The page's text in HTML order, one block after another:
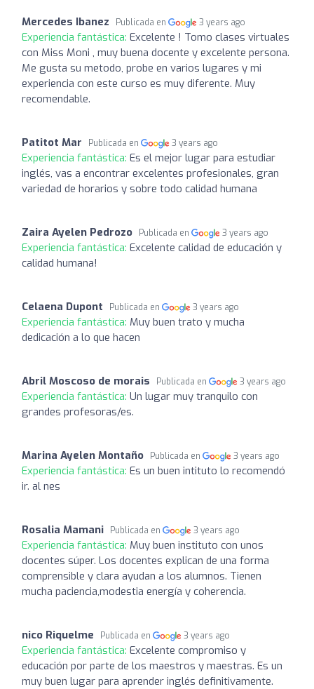
Mercedes Ibanez Publicada en 3 years ago
Experiencia fantástica: Excelente ! Tomo clases virtuales
con Miss Moni , muy buena docente y excelente persona.
Me gusta su metodo, probe en varios lugares y mi
experiencia con este curso es muy diferente. Muy
recomendable.
Patitot Mar Publicada en 3 years ago
Experiencia fantástica: Es el mejor lugar para estudiar
inglés, vas a encontrar excelentes profesionales, gran
variedad de horarios y sobre todo calidad humana
Zaira Ayelen Pedrozo Publicada en 3 years ago
Experiencia fantástica: Excelente calidad de educación y
calidad humana!
Celaena Dupont Publicada en 3 years ago
Experiencia fantástica: Muy buen trato y mucha
dedicación a lo que hacen
Abril Moscoso de morais Publicada en 3 years ago
Experiencia fantástica: Un lugar muy tranquilo con
grandes profesoras/es.
Marina Ayelen Montaño Publicada en 3 years ago
Experiencia fantástica: Es un buen intituto lo recomendó
ir. al nes
Rosalia Mamani Publicada en 3 years ago
Experiencia fantástica: Muy buen instituto con unos
docentes súper. Los docentes explican de una forma
comprensible y clara ayudan a los alumnos. Tienen
mucha paciencia,modestia energía y coherencia.
nico Riquelme Publicada en 3 years ago
Experiencia fantástica: Excelente compromiso y
educación por parte de los maestros y maestras. Es un
muy buen lugar para aprender inglés definitivamente.